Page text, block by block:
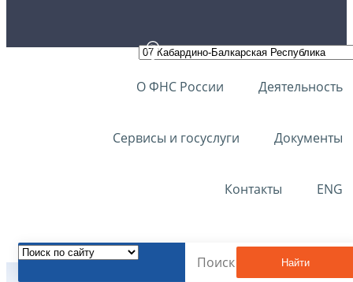
О ФНС России Деятельность
Сервисы и госуслуги Документы
Контакты ENG
Найти